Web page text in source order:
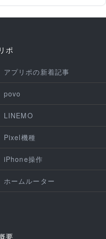
ポ
アプリポの新着記事
povo
LINEMO
Pixel機種
iPhone操作
ホームルーター
要